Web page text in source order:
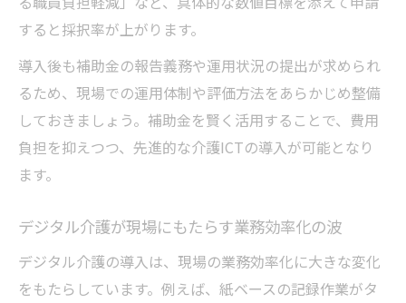
すると採択率が上がります。
導入後も補助金の報告義務や運用状況の提出が求められ
るため、現場での運用体制や評価方法をあらかじめ整備
しておきましょう。補助金を賢く活用することで、費用
負担を抑えつつ、先進的な介護ICTの導入が可能となり
ます。
デジタル介護が現場にもたらす業務効率化の波
デジタル介護の導入は、現場の業務効率化に大きな変化
をもたらしています。例えば、紙ベースの記録作業がタ